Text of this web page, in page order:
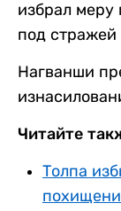
избрал меру
под стражей
Нагванши
Читайте
Толпа